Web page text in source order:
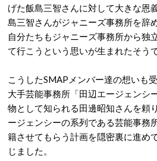
げた飯島三智さんに対して大きな恩
島三智さんがジャニーズ事務所を辞
自分たちもジャニーズ事務所から独
て行こうという思いが生まれたそうで
こうしたSMAPメンバー達の想いも
大手芸能事務所「田辺エージェンシ
物として知られる田邊昭知さんを頼
ージェンシーの系列である芸能事務
籍させてもらう計画を隠密裏に進め
じました。